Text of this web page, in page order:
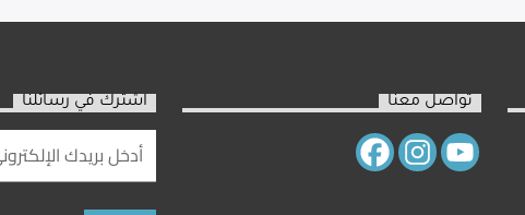
اشترك في رسائلنا تواصل معنا